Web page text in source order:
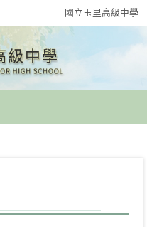
國立玉里高級中學